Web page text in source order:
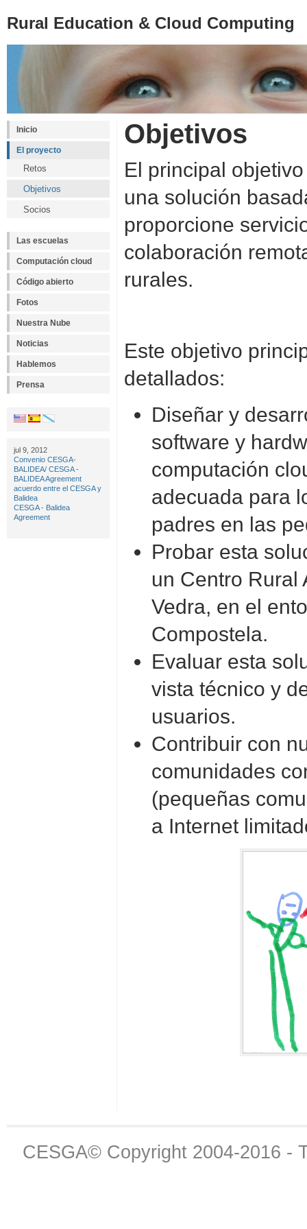
Rural Education & Cloud Computing
Inicio
El proyecto
Retos
Objetivos
Socios
Las escuelas
Computación cloud
Código abierto
Fotos
Nuestra Nube
Noticias
Hablemos
Prensa
jul 9, 2012
Convenio CESGA-
BALIDEA/ CESGA -
BALIDEA Agreement
acuerdo entre el CESGA y
Balidea
CESGA - Balidea
Agreement
Objetivos
El principal
una solución
proporcione
colaboración
rurales.
Este objetivo
detallados:
Diseñar y
software y
computación
adecuada para
padres en las
Probar esta
un Centro Rural
Vedra, en el
Compostela.
Evaluar esta
vista técnico y
usuarios.
Contribuir con
comunidades
(pequeñas
a Internet
CESGA© Copyright 2004-2016 -